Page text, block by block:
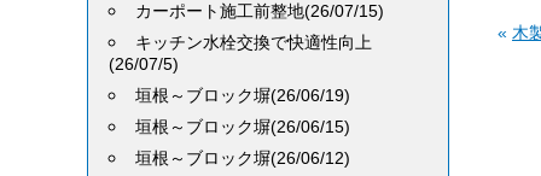
« 木
カーポート施工前整地(26/07/15)
キッチン水栓交換で快適性向上
(26/07/5)
垣根～ブロック塀(26/06/19)
垣根～ブロック塀(26/06/15)
垣根～ブロック塀(26/06/12)